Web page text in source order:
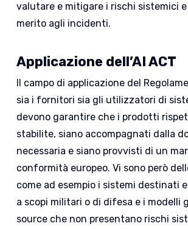
valutare e mitigare i rischi sistemici
merito agli incidenti.
Applicazione dell’AI ACT
Il campo di applicazione del
sia i fornitori sia gli utilizzatori di
devono garantire che i prodotti
stabilite, siano accompagnati dalla
necessaria e siano provvisti di un
conformità europeo. Vi sono però
come ad esempio i sistemi destinati
a scopi militari o di difesa e i modelli
source che non presentano rischi